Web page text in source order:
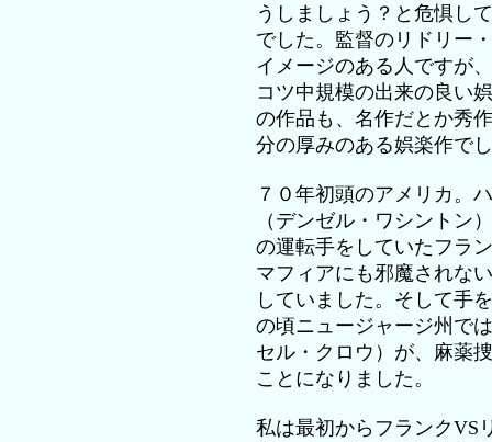
うしましょう？と危惧し
でした。監督のリドリー
イメージのある人ですが
コツ中規模の出来の良い
の作品も、名作だとか秀
分の厚みのある娯楽作で
７０年初頭のアメリカ。
（デンゼル・ワシントン
の運転手をしていたフラ
マフィアにも邪魔されな
していました。そして手
の頃ニュージャージ州で
セル・クロウ）が、麻薬
ことになりました。
私は最初からフランクVS